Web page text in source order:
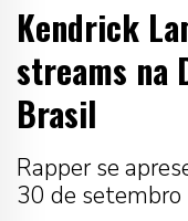
Kendrick
streams na
Brasil
Rapper se
30 de setembro